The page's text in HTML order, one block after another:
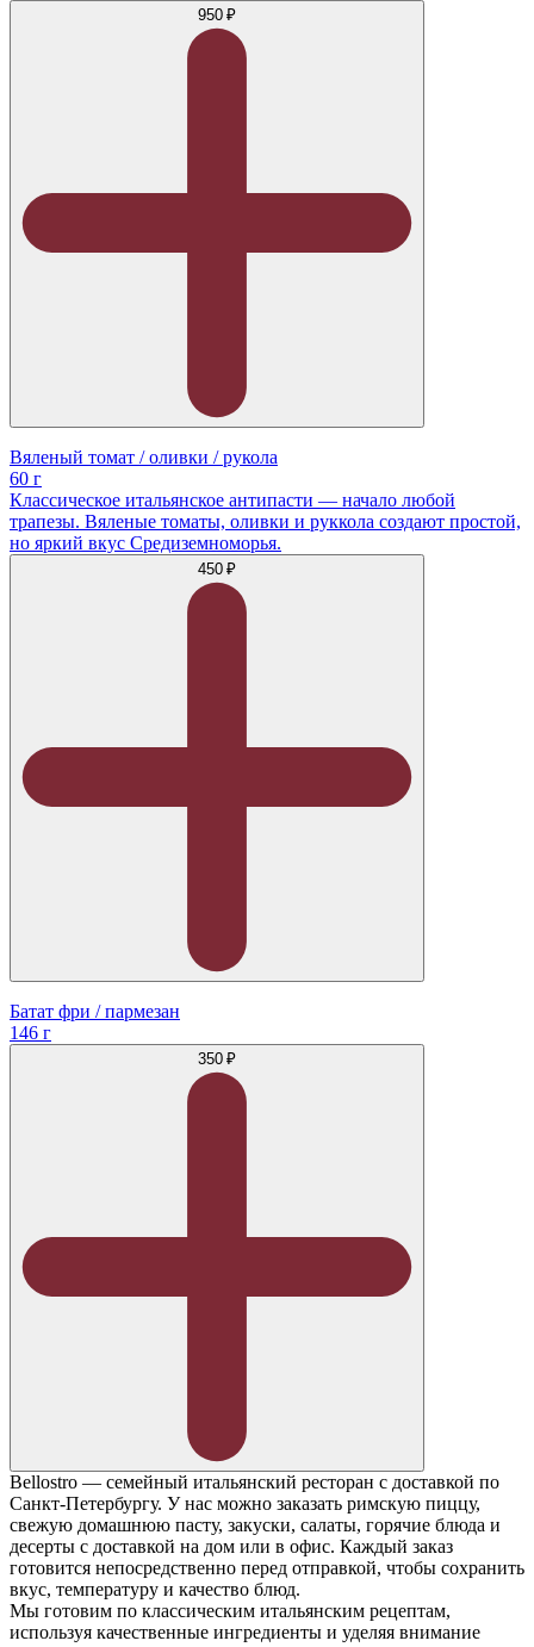
950 ₽
Вяленый томат / оливки / рукола
60 г
Классическое итальянское антипасти — начало любой
трапезы. Вяленые томаты, оливки и руккола создают простой,
но яркий вкус Средиземноморья.
450 ₽
Батат фри / пармезан
146 г
350 ₽
Bellostro — семейный итальянский ресторан с доставкой по
Санкт-Петербургу. У нас можно заказать римскую пиццу,
свежую домашнюю пасту, закуски, салаты, горячие блюда и
десерты с доставкой на дом или в офис. Каждый заказ
готовится непосредственно перед отправкой, чтобы сохранить
вкус, температуру и качество блюд.
Мы готовим по классическим итальянским рецептам,
используя качественные ингредиенты и уделяя внимание